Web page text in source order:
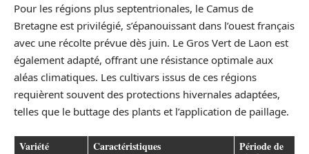
Pour les régions plus septentrionales, le Camus de
Bretagne est privilégié, s’épanouissant dans l’ouest français
avec une récolte prévue dès juin. Le Gros Vert de Laon est
également adapté, offrant une résistance optimale aux
aléas climatiques. Les cultivars issus de ces régions
requièrent souvent des protections hivernales adaptées,
telles que le buttage des plants et l’application de paillage.
Variété Caractéristiques Période de